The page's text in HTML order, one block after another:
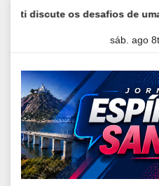
Skip
os desafios de uma
sáb. ago